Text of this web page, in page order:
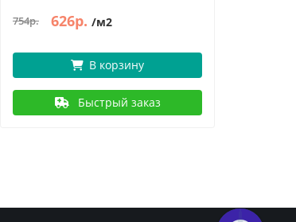
754р. 626р. /м2
В корзину
Быстрый заказ